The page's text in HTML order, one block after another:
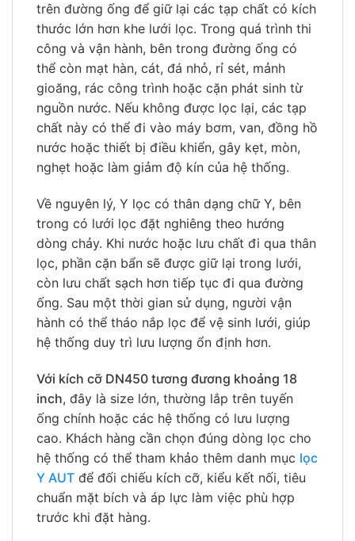
trên đường ống để giữ lại các tạp chất có kích
thước lớn hơn khe lưới lọc. Trong quá trình thi
công và vận hành, bên trong đường ống có
thể còn mạt hàn, cát, đá nhỏ, rỉ sét, mảnh
gioăng, rác công trình hoặc cặn phát sinh từ
nguồn nước. Nếu không được lọc lại, các tạp
chất này có thể đi vào máy bơm, van, đồng hồ
nước hoặc thiết bị điều khiển, gây kẹt, mòn,
nghẹt hoặc làm giảm độ kín của hệ thống.
Về nguyên lý, Y lọc có thân dạng chữ Y, bên
trong có lưới lọc đặt nghiêng theo hướng
dòng chảy. Khi nước hoặc lưu chất đi qua thân
lọc, phần cặn bẩn sẽ được giữ lại trong lưới,
còn lưu chất sạch hơn tiếp tục đi qua đường
ống. Sau một thời gian sử dụng, người vận
hành có thể tháo nắp lọc để vệ sinh lưới, giúp
hệ thống duy trì lưu lượng ổn định hơn.
Với kích cỡ DN450 tương đương khoảng 18
inch, đây là size lớn, thường lắp trên tuyến
ống chính hoặc các hệ thống có lưu lượng
cao. Khách hàng cần chọn đúng dòng lọc cho
hệ thống có thể tham khảo thêm danh mục lọc
Y AUT để đối chiếu kích cỡ, kiểu kết nối, tiêu
chuẩn mặt bích và áp lực làm việc phù hợp
trước khi đặt hàng.